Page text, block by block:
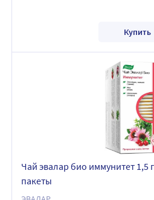
Купить
Чай эвалар био иммунитет 1,5
пакеты